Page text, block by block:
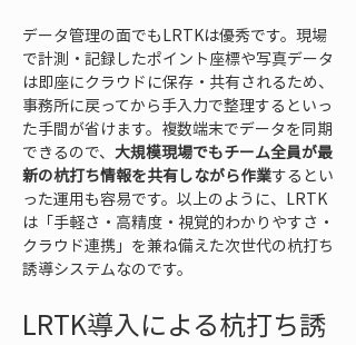
データ管理の面でもLRTKは優秀です。現場
で計測・記録したポイント座標や写真データ
は即座にクラウドに保存・共有されるため、
事務所に戻ってから手入力で整理するといっ
た手間が省けます。複数端末でデータを同期
できるので、 大規模現場でもチーム全員が最
新の杭打ち情報を共有しながら作業するとい
った運用も容易です。以上のように、LRTK
は「手軽さ・高精度・視覚的わかりやすさ・
クラウド連携」を兼ね備えた次世代の杭打ち
誘導システムなのです。
LRTK導入による杭打ち誘